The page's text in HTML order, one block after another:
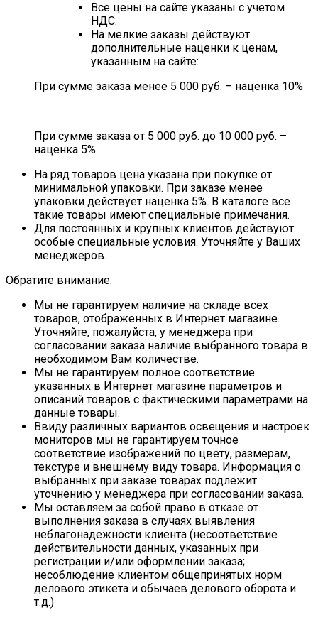
Все цены на сайте указаны с учетом
НДС.
На мелкие заказы действуют
дополнительные наценки к ценам,
указанным на сайте:
При сумме заказа менее 5 000 руб. – наценка 10%
При сумме заказа от 5 000 руб. до 10 000 руб. –
наценка 5%.
На ряд товаров цена указана при покупке от
минимальной упаковки. При заказе менее
упаковки действует наценка 5%. В каталоге все
такие товары имеют специальные примечания.
Для постоянных и крупных клиентов действуют
особые специальные условия. Уточняйте у Ваших
менеджеров.
Обратите внимание:
Мы не гарантируем наличие на складе всех
товаров, отображенных в Интернет магазине.
Уточняйте, пожалуйста, у менеджера при
согласовании заказа наличие выбранного товара в
необходимом Вам количестве.
Мы не гарантируем полное соответствие
указанных в Интернет магазине параметров и
описаний товаров с фактическими параметрами на
данные товары.
Ввиду различных вариантов освещения и настроек
мониторов мы не гарантируем точное
соответствие изображений по цвету, размерам,
текстуре и внешнему виду товара. Информация о
выбранных при заказе товарах подлежит
уточнению у менеджера при согласовании заказа.
Мы оставляем за собой право в отказе от
выполнения заказа в случаях выявления
неблагонадежности клиента (несоответствие
действительности данных, указанных при
регистрации и/или оформлении заказа;
несоблюдение клиентом общепринятых норм
делового этикета и обычаев делового оборота и
т.д.)